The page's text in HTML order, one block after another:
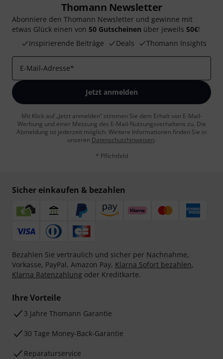
Thomann Newsletter
Abonniere den Thomann Newsletter und gewinne mit
etwas Glück einen von 50 Gutscheinen über jeweils 50€!
Inspirierende Beiträge
Deals Thomann Insights
E-Mail-Adresse*
Jetzt anmelden
Mit Klick auf „Jetzt anmelden“ stimmen Sie dem Erhalt von E-Mail-
Werbung und einer Messung des E-Mail-Nutzungsverhaltens zu. Die
Abmeldung ist jederzeit möglich. Weitere Informationen finden Sie in
unseren Datenschutzhinweisen.
* Pflichtfeld
Sicher einkaufen & bezahlen
Bezahlen Sie vertraulich und sicher per Nachnahme,
Vorkasse, PayPal, Amazon Pay, Klarna Sofort bezahlen,
Klarna Ratenzahlung oder Kreditkarte.
Ihre Vorteile
3 Jahre Thomann Garantie
30 Tage Money-Back-Garantie
Reparaturservice